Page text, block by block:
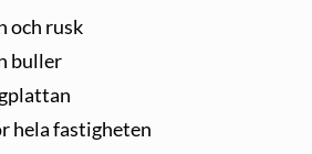
och rusk
buller
hela fastigheten